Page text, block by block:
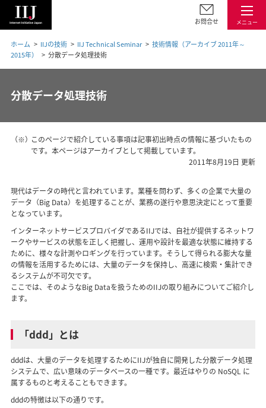
メニュー
お問合せ
ホーム IIJの技術 IIJ Technical Seminar
技術情報（アーカイブ 2011年～
2015年）
分散データ処理技術
分散データ処理技術
（※） このページで紹介している事項は記事初出時点の情報に基づいたもの
です。本ページはアーカイブとして掲載しています。
2011年8月19日 更新
現代はデータの時代と言われています。業種を問わず、多くの企業で大量の
データ（Big Data）を処理することが、業務の遂行や意思決定にとって重要
となっています。
インターネットサービスプロバイダであるIIJでは、自社が提供するネットワ
ークやサービスの状態を正しく把握し、運用や設計を最適な状態に維持する
ために、様々な計測やロギングを行っています。そうして得られる膨大な量
の情報を活用するためには、大量のデータを保持し、高速に検索・集計でき
るシステムが不可欠です。
ここでは、そのようなBig Dataを扱うためのIIJの取り組みについてご紹介し
ます。
「ddd」とは
dddは、大量のデータを処理するためにIIJが独自に開発した分散データ処理
システムで、広い意味のデータベースの一種です。最近はやりの NoSQL に
属するものと考えることもできます。
dddの特徴は以下の通りです。